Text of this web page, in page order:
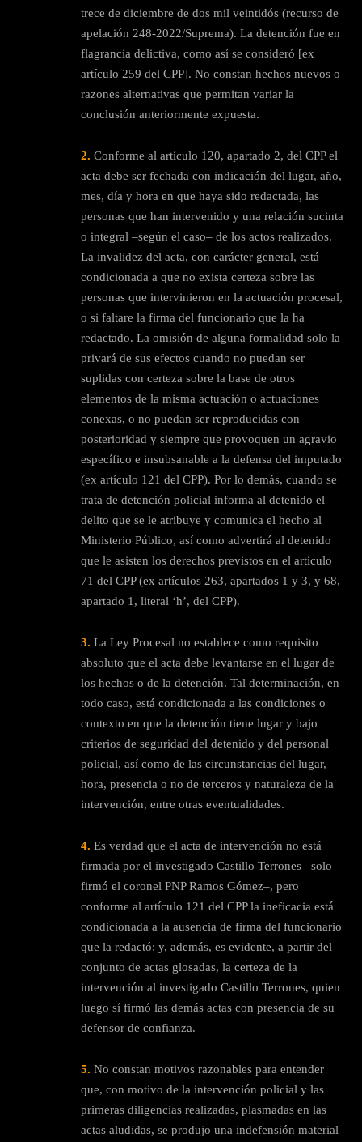
trece de diciembre de dos mil veintidós (recurso de
apelación 248-2022/Suprema). La detención fue en
flagrancia delictiva, como así se consideró [ex
artículo 259 del CPP]. No constan hechos nuevos o
razones alternativas que permitan variar la
conclusión anteriormente expuesta.
2. Conforme al artículo 120, apartado 2, del CPP el
acta debe ser fechada con indicación del lugar, año,
mes, día y hora en que haya sido redactada, las
personas que han intervenido y una relación sucinta
o integral –según el caso– de los actos realizados.
La invalidez del acta, con carácter general, está
condicionada a que no exista certeza sobre las
personas que intervinieron en la actuación procesal,
o si faltare la firma del funcionario que la ha
redactado. La omisión de alguna formalidad solo la
privará de sus efectos cuando no puedan ser
suplidas con certeza sobre la base de otros
elementos de la misma actuación o actuaciones
conexas, o no puedan ser reproducidas con
posterioridad y siempre que provoquen un agravio
específico e insubsanable a la defensa del imputado
(ex artículo 121 del CPP). Por lo demás, cuando se
trata de detención policial informa al detenido el
delito que se le atribuye y comunica el hecho al
Ministerio Público, así como advertirá al detenido
que le asisten los derechos previstos en el artículo
71 del CPP (ex artículos 263, apartados 1 y 3, y 68,
apartado 1, literal ‘h’, del CPP).
3. La Ley Procesal no establece como requisito
absoluto que el acta debe levantarse en el lugar de
los hechos o de la detención. Tal determinación, en
todo caso, está condicionada a las condiciones o
contexto en que la detención tiene lugar y bajo
criterios de seguridad del detenido y del personal
policial, así como de las circunstancias del lugar,
hora, presencia o no de terceros y naturaleza de la
intervención, entre otras eventualidades.
4. Es verdad que el acta de intervención no está
firmada por el investigado Castillo Terrones –solo
firmó el coronel PNP Ramos Gómez–, pero
conforme al artículo 121 del CPP la ineficacia está
condicionada a la ausencia de firma del funcionario
que la redactó; y, además, es evidente, a partir del
conjunto de actas glosadas, la certeza de la
intervención al investigado Castillo Terrones, quien
luego sí firmó las demás actas con presencia de su
defensor de confianza.
5. No constan motivos razonables para entender
que, con motivo de la intervención policial y las
primeras diligencias realizadas, plasmadas en las
actas aludidas, se produjo una indefensión material